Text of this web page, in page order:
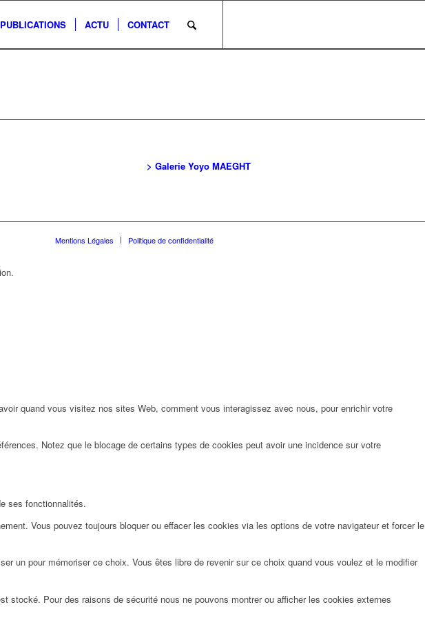
PUBLICATIONS ACTU CONTACT
> Galerie Yoyo MAEGHT
Mentions Légales Politique de confidentialité
quand vous visitez nos sites Web, comment vous interagissez avec nous, pour enrichir votre
Notez que le blocage de certains types de cookies peut avoir une incidence sur votre
ses fonctionnalités.
Vous pouvez toujours bloquer ou effacer les cookies via les options de votre navigateur et forcer le
un pour mémoriser ce choix. Vous êtes libre de revenir sur ce choix quand vous voulez et le modifier
Pour des raisons de sécurité nous ne pouvons montrer ou afficher les cookies externes